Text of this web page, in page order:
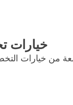
خيارات
من خيارات